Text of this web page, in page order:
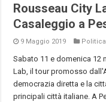
Rousseau City
Casaleggio a
9 Maggio 2019 Politica
Sabato 11 e domenica 12
Lab, il tour promosso
democrazia diretta e la
principali città italiane. A